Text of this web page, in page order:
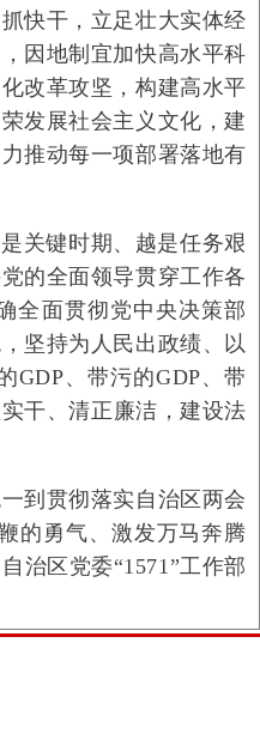
快干，立足壮大实体经
因地制宜加快高水平科
改革攻坚，构建高水平
发展社会主义文化，建
推动每一项部署落地有
关键时期、越是任务艰
的全面领导贯穿工作各
全面贯彻党中央决策部
坚持为人民出政绩、以
GDP、带污的GDP、带
干、清正廉洁，建设法
到贯彻落实自治区两会
的勇气、激发万马奔腾
治区党委“1571”工作部